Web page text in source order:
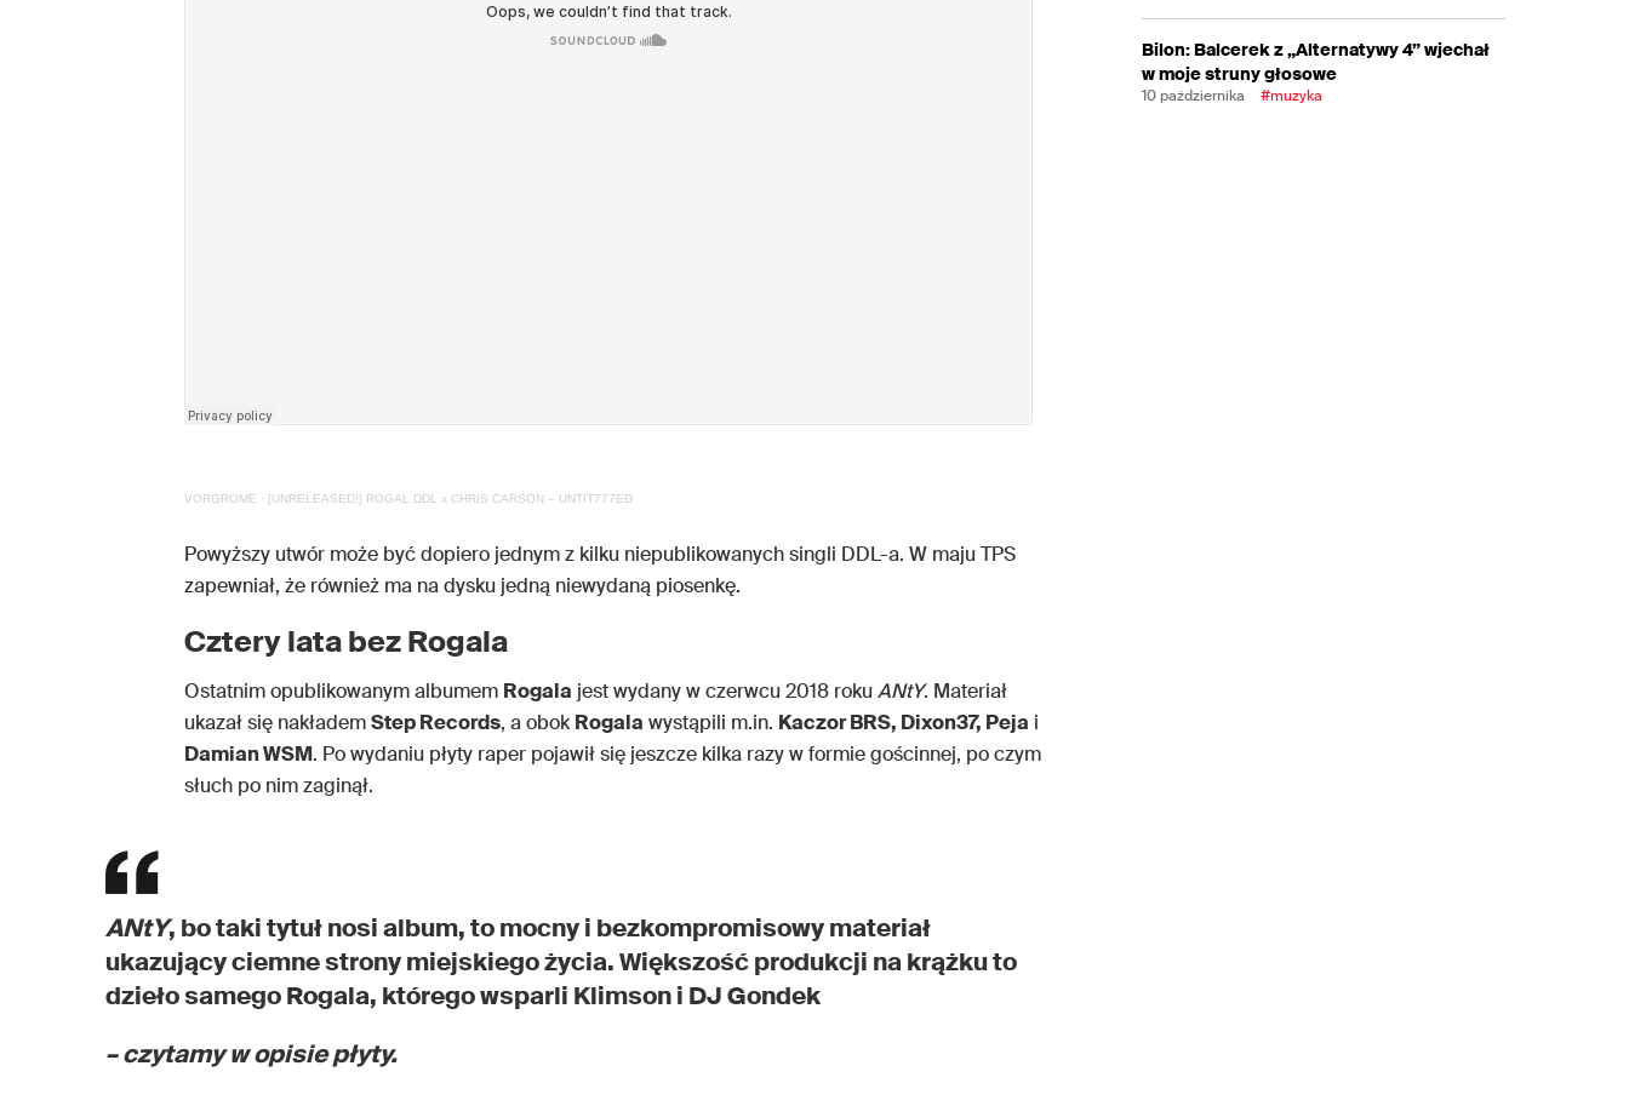
VORGROME · [UNRELEASED!] ROGAL DDL x CHRIS CARSON – UNTIT777ED
Powyższy utwór może być dopiero jednym z kilku niepublikowanych singli DDL-a. W maju TPS
zapewniał, że również ma na dysku jedną niewydaną piosenkę.
Cztery lata bez Rogala
Ostatnim opublikowanym albumem Rogala jest wydany w czerwcu 2018 roku ANtY. Materiał
ukazał się nakłademStep Records, a obokRogala wystąpili m.in. Kaczor BRS, Dixon37, Peja i
Damian WSM. Po wydaniu płyty raper pojawił się jeszcze kilka razy w formie gościnnej, po czym
słuch po nim zaginął.
ANtY, bo taki tytuł nosi album, to mocny i bezkompromisowy materiał
ukazujący ciemne strony miejskiego życia. Większość produkcji na krążku to
dzieło samego Rogala, którego wsparli Klimson i DJ Gondek
– czytamy w opisie płyty.
Bilon: Balcerek z „Alternatywy 4” wjechał
w moje struny głosowe
10 października #muzyka